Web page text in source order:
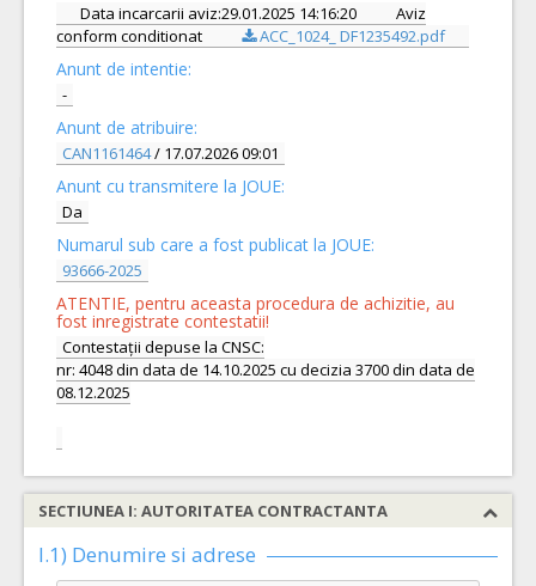
Data incarcarii aviz:29.01.2025 14:16:20
Aviz
conform conditionat
ACC_1024_ DF1235492.pdf
Anunt de intentie:
-
Anunt de atribuire:
CAN1161464/ 17.07.2026 09:01
Anunt cu transmitere la JOUE:
Da
Numarul sub care a fost publicat la JOUE:
93666-2025
ATENTIE, pentru aceasta procedura de achizitie, au
fost inregistrate contestatii!
Contestații depuse la CNSC:
nr: 4048 din data de 14.10.2025 cu decizia 3700 din data de
08.12.2025
SECTIUNEA I: AUTORITATEA CONTRACTANTA
I.1) Denumire si adrese